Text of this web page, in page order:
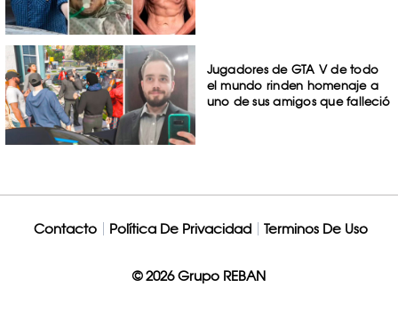
Jugadores de GTA V de todo
el mundo rinden homenaje a
uno de sus amigos que falleció
Contacto Política De Privacidad Terminos De Uso
© 2026 Grupo REBAN